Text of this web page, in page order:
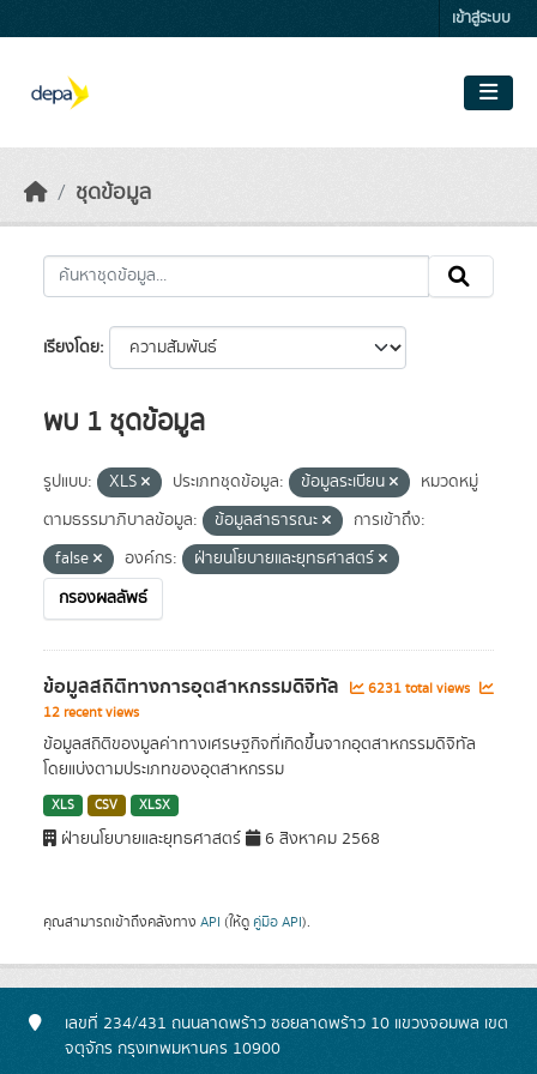
เข้าสู่ระบบ
ชุดข้อมูล
เรียงโดย
พบ 1 ชุดข้อมูล
รูปแบบ: XLS ประเภทชุดข้อมูล: ข้อมูลระเบียน
หมวดหมู่
ตามธรรมาภิบาลข้อมูล:
ข้อมูลสาธารณะ
การเข้าถึง:
false
องค์กร:
ฝ่ายนโยบายและยุทธศาสตร์
กรองผลลัพธ์
ข้อมูลสถิติทางการอุตสาหกรรมดิจิทัล
6231 total views
12 recent views
ข้อมูลสถิติของมูลค่าทางเศรษฐกิจที่เกิดขึ้นจากอุตสาหกรรมดิจิทัล
โดยแบ่งตามประเภทของอุตสาหกรรม
XLS CSV XLSX
ฝ่ายนโยบายและยุทธศาสตร์ 6 สิงหาคม 2568
คุณสามารถเข้าถึงคลังทาง API (ให้ดู คู่มือ API).
เลขที่ 234/431 ถนนลาดพร้าว ซอยลาดพร้าว 10 แขวงจอมพล เขต
จตุจักร กรุงเทพมหานคร 10900